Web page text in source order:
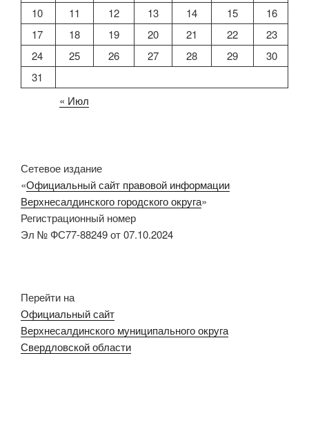
10
11 12 13 14 15
16
17
18 19 20 21 22
23
24
25 26 27 28 29
30
31
« Июл
Сетевое издание
«Официальный сайт правовой информации
Верхнесалдинского городского округа»
Регистрационный номер
Эл № ФС77-88249 от 07.10.2024
Перейти на
Официальный сайт
Верхнесалдинского муниципального округа
Свердловской области